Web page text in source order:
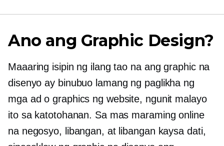
Ano ang Graphic Design?
Maaaring isipin ng ilang tao na ang graphic na
disenyo ay binubuo lamang ng paglikha ng
mga ad o graphics ng website, ngunit malayo
ito sa katotohanan. Sa mas maraming online
na negosyo, libangan, at libangan kaysa dati,